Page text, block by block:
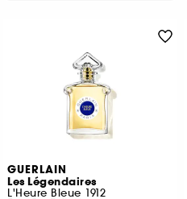
GUERLAIN
Les Légendaires
L'Heure Bleue 1912